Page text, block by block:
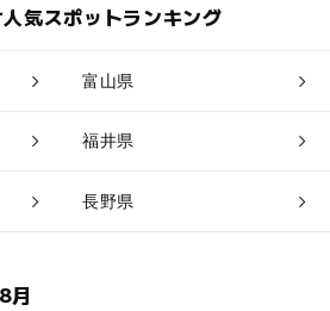
気スポットランキング
富山県
福井県
長野県
月